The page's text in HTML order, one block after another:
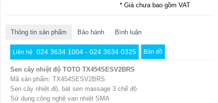
* Giá chưa bao gồm VAT
Thông tin sản phẩm Bảo hành Bình luận
Liên hệ 024 3634 1004 - 024 3634 0325 Bản đồ
Sen cây nhiệt độ TOTO TX454SESV2BRS
Mã sản phẩm: TX454SESV2BRS
Sen cây nhiệt độ, bát sen massage 3 chế độ
Sử dụng công nghệ van nhiệt SMA